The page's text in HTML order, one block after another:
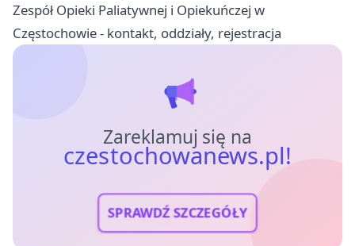
Zespół Opieki Paliatywnej i Opiekuńczej w
Częstochowie - kontakt, oddziały, rejestracja
Zareklamuj się na
czestochowanews.pl!
SPRAWDŹ SZCZEGÓŁY